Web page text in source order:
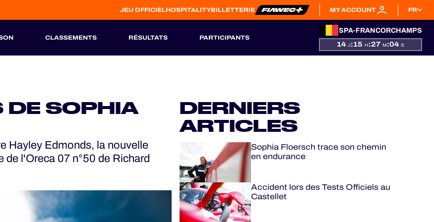
JEU OFFICIELHOSPITALITYBILLETTERIE MY ACCOUNT FR
CLASSEMENTS RÉSULTATS PARTICIPANTS
SPA-FRANCORCHAMPS
14 J:15 H:27 M:04 S
DE SOPHIA
Hayley Edmonds, la nouvelle
l'Oreca 07 n°50 de Richard
DERNIERS
ARTICLES
Sophia Floersch trace son chemin
en endurance
Accident lors des Tests Officiels au
Castellet